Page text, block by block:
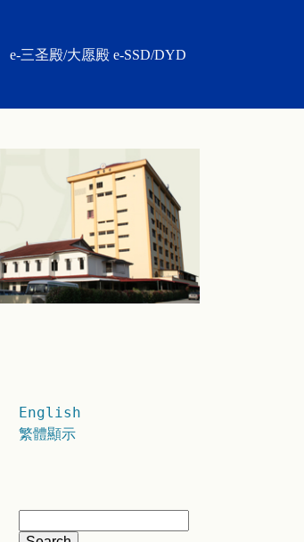
e-三圣殿/大愿殿 e-SSD/DYD
English
繁體顯示